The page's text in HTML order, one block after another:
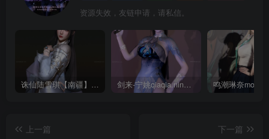
资源失效，友链申请，请私信。
诛仙陆雪琪【南疆】CoveRig 剑来-宁姚qiaqia.ningyao-re.1
上一篇
下一篇